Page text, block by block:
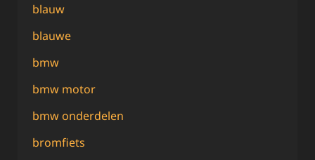
blauw
blauwe
bmw
bmw motor
bmw onderdelen
bromfiets